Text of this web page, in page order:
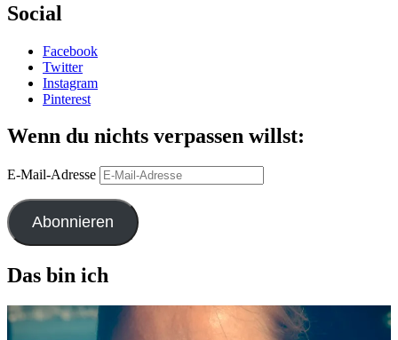
Social
Facebook
Twitter
Instagram
Pinterest
Wenn du nichts verpassen willst:
E-Mail-Adresse
Abonnieren
Das bin ich